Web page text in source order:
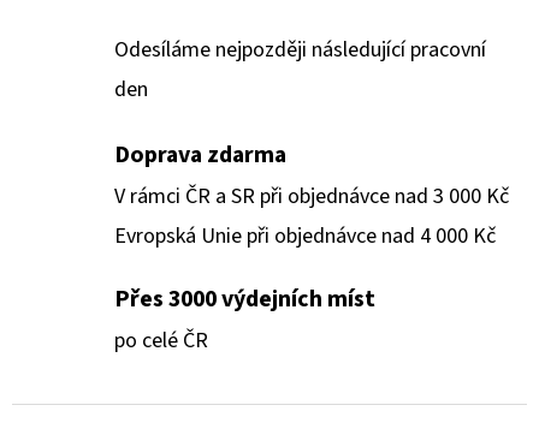
Odesíláme nejpozději následující pracovní
den
Doprava zdarma
V rámci ČR a SR při objednávce nad 3 000 Kč
Evropská Unie při objednávce nad 4 000 Kč
Přes 3000 výdejních míst
po celé ČR